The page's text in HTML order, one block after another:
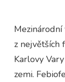
z největších
Karlovy
zemi.